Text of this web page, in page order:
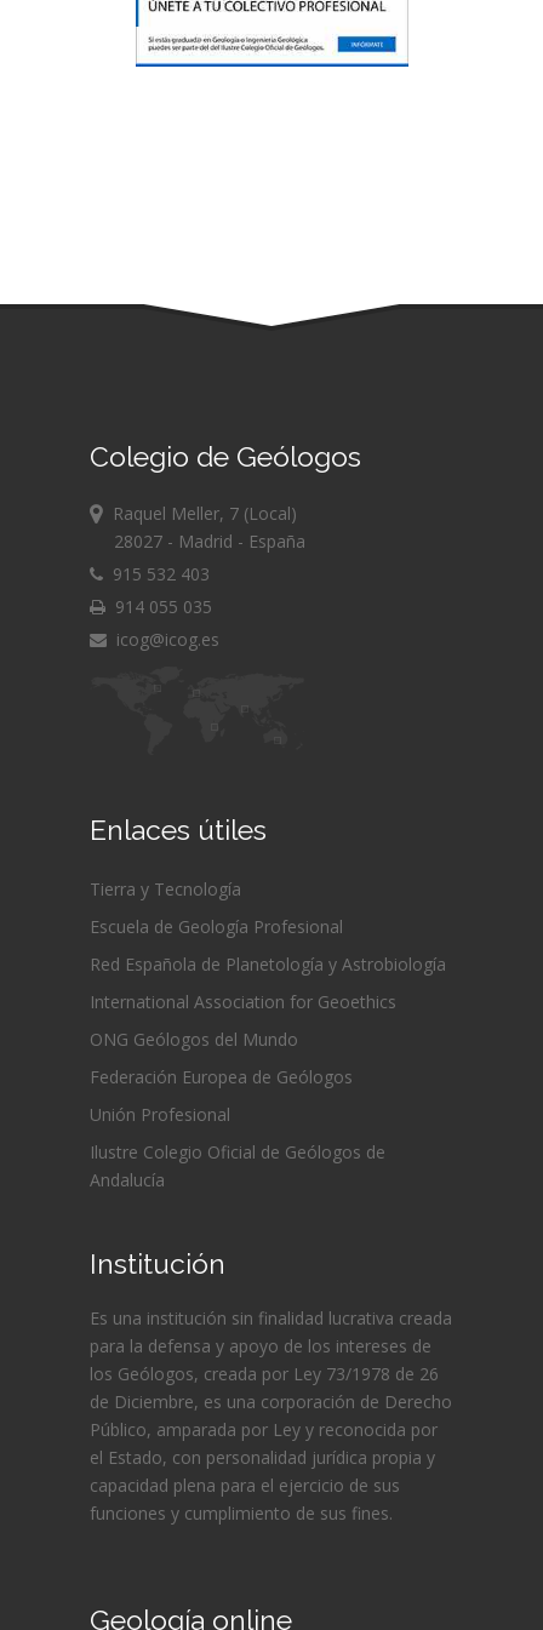
Colegio de Geólogos
Raquel Meller, 7 (Local)
28027 - Madrid - España
915 532 403
914 055 035
icog@icog.es
Enlaces útiles
Tierra y Tecnología
Escuela de Geología Profesional
Red Española de Planetología y Astrobiología
International Association for Geoethics
ONG Geólogos del Mundo
Federación Europea de Geólogos
Unión Profesional
Ilustre Colegio Oficial de Geólogos de
Andalucía
Institución
Es una institución sin finalidad lucrativa creada
para la defensa y apoyo de los intereses de
los Geólogos, creada por Ley 73/1978 de 26
de Diciembre, es una corporación de Derecho
Público, amparada por Ley y reconocida por
el Estado, con personalidad jurídica propia y
capacidad plena para el ejercicio de sus
funciones y cumplimiento de sus fines.
Geología online